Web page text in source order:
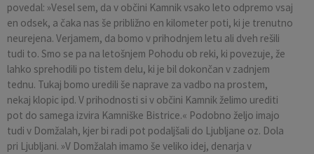
povedal: »Vesel sem, da v občini Kamnik vsako leto odpremo vsaj
en odsek, a čaka nas še približno en kilometer poti, ki je trenutno
neurejena. Verjamem, da bomo v prihodnjem letu ali dveh rešili
tudi to. Smo se pa na letošnjem Pohodu ob reki, ki povezuje, že
lahko sprehodili po tistem delu, ki je bil dokončan v zadnjem
tednu. Tukaj bomo uredili še naprave za vadbo na prostem,
nekaj klopic ipd. V prihodnosti si v občini Kamnik želimo urediti
pot do samega izvira Kamniške Bistrice.« Podobno željo imajo
tudi v Domžalah, kjer bi radi pot podaljšali do Ljubljane oz. Dola
pri Ljubljani. »V Domžalah imamo še veliko idej, denarja v